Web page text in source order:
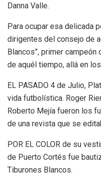
Danna Valle.
Para ocupar esa delicada
dirigentes del consejo de
Blancos”, primer
de aquél tiempo, allá en
EL PASADO 4 de Julio,
vida futbolística. Roger
Roberto Mejía fueron los
de una revista que se
POR EL COLOR de su
de Puerto Cortés fue
Tiburones Blancos.